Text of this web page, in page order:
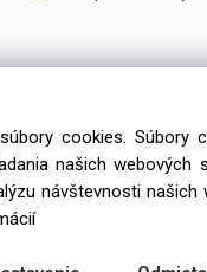
máme takmer 15
výlučne iba u
cookies. Súbory
našich
návštevnosti